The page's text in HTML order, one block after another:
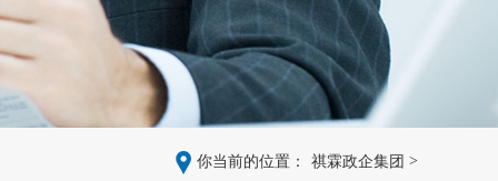
你当前的位置： 祺霖政企集团 >